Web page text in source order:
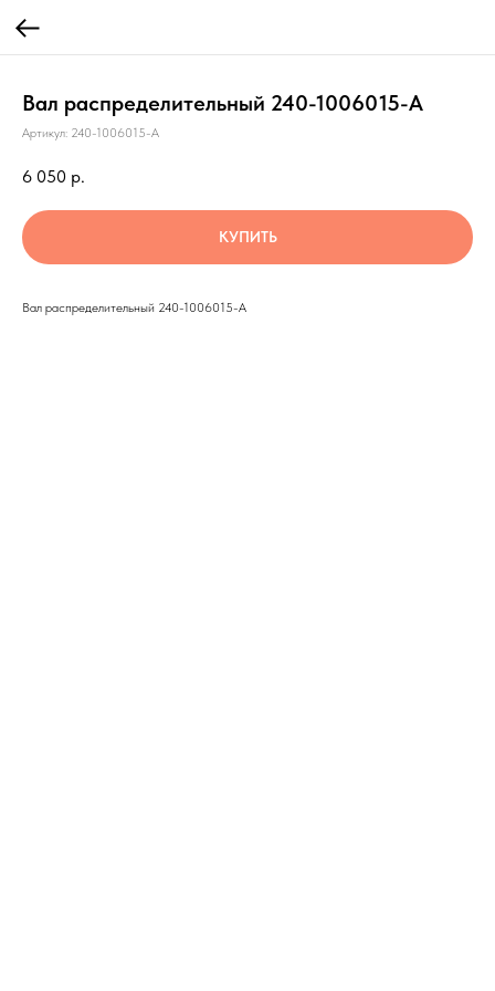
Вал распределительный 240-1006015-А
Артикул: 240-1006015-А
6 050 р.
КУПИТЬ
Вал распределительный 240-1006015-А